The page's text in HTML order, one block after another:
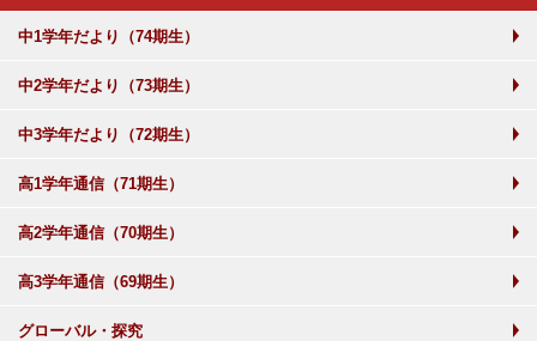
中1学年だより（74期生）
中2学年だより（73期生）
中3学年だより（72期生）
高1学年通信（71期生）
高2学年通信（70期生）
高3学年通信（69期生）
グローバル・探究